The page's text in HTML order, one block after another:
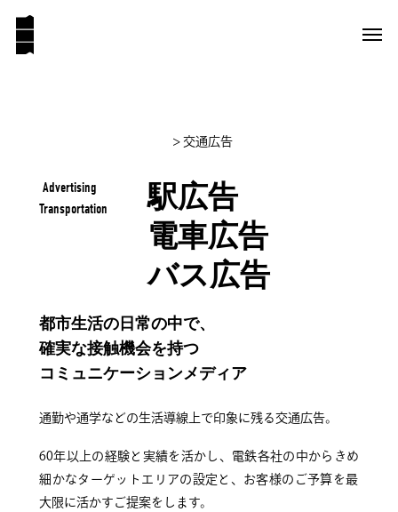
> 交通広告
Advertising
Transportation
駅広告
電車広告
バス広告
都市生活の日常の中で、
確実な接触機会を持つ
コミュニケーションメディア
通勤や通学などの生活導線上で印象に残る交通広告。
60年以上の経験と実績を活かし、電鉄各社の中からきめ
細かなターゲットエリアの設定と、お客様のご予算を最
大限に活かすご提案をします。